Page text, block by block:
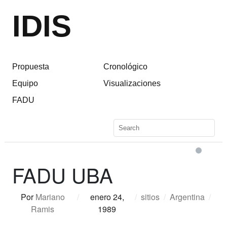
IDIS
Propuesta
Equipo
FADU
Cronológico
Visualizaciones
FADU UBA
PorMariano
Ramis
/
enero 24,
1989
/ sitios / Argentina /